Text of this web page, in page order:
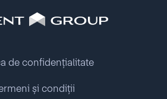
de confidențialitate
și condiții